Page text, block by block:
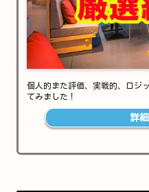
個人的また評価、実戦的、ロジ
てみました！
詳